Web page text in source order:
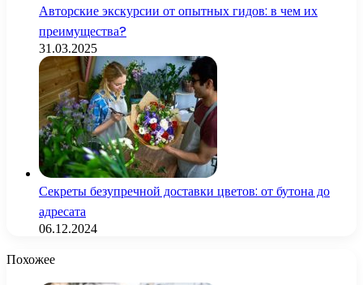
Авторские экскурсии от опытных гидов: в чем их
преимущества?
31.03.2025
Секреты безупречной доставки цветов: от бутона до
адресата
06.12.2024
Похожее